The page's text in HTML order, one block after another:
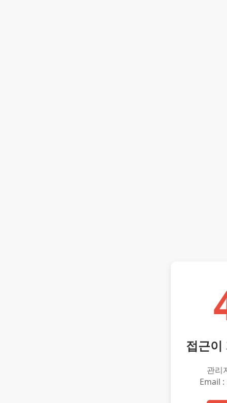
접근이
관리
Email